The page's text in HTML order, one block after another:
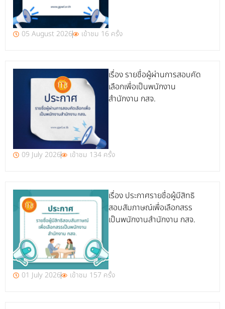
05 August 2026 เข้าชม 16 ครั้ง
เรื่อง รายชื่อผู้ผ่านการสอบคัด
เลือกเพื่อเป็นพนักงาน
สำนักงาน กสจ.
09 July 2026 เข้าชม 134 ครั้ง
เรื่อง ประกาศรายชื่อผู้มีสิทธิ
สอบสัมภาษณ์เพื่อเลือกสรร
เป็นพนักงานสำนักงาน กสจ.
01 July 2026 เข้าชม 157 ครั้ง